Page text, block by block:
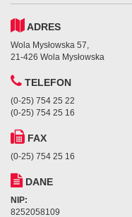
ADRES
Wola Mysłowska 57,
21-426 Wola Mysłowska
TELEFON
(0-25) 754 25 22
(0-25) 754 25 16
FAX
(0-25) 754 25 16
DANE
NIP:
8252058109